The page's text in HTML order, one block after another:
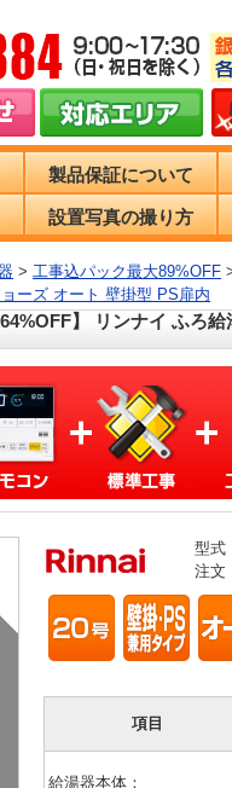
製品保証について
設置写真の撮り方
> 工事込パック最大89%OFF
ーズ オート 壁掛型 PS扉内
】 リンナイ ふろ
型式
注文
項目
給湯器本体：